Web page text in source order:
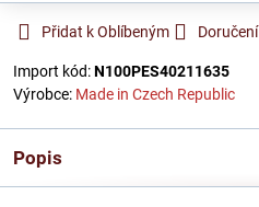
Přidat k Oblíbeným Doručení
Import kód:N100PES40211635
Výrobce: Made in Czech Republic
Popis